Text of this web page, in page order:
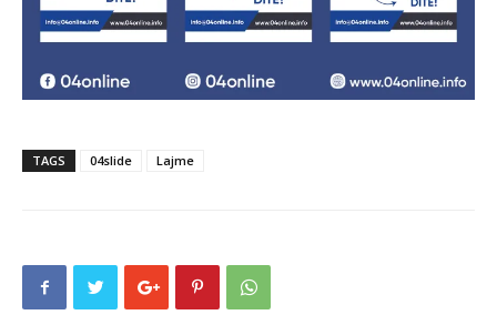
TAGS 04slide Lajme